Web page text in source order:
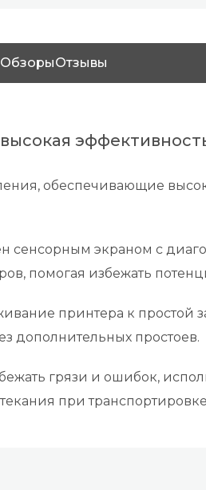
ОбзорыОтзывы
обеспечивающие
сенсорным экраном с
помогая избежать
принтера к простой
дополнительных простоев.
грязи и ошибок,
при